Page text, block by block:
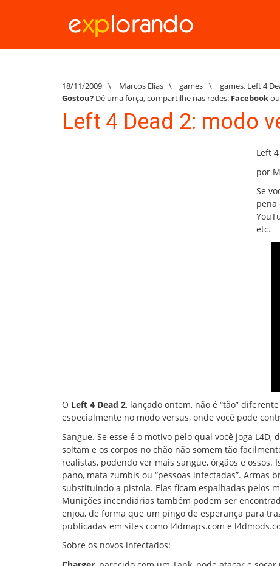
18/11/2009 \ Marcos Elias \ games \ games, Left 4
Gostou? Dê uma força, compartilhe nas redes: Facebookou
Left 4 Dead 2: modo
Left
por
Se
pena
etc.
O Left 4 Dead 2, lançado ontem, não é “tão”
especialmente no modo versus, onde você pode
Sangue. Se esse é o motivo pelo qual você joga
soltam e os corpos no chão não somem tão
realistas, podendo ver mais sangue, órgãos e
pano, mata zumbis ou “pessoas infectadas”. Armas
substituindo a pistola. Elas ficam espalhadas pelos
Munições incendiárias também podem ser
enjoa, de forma que um pingo de esperança para
publicadas em sites como l4dmaps.com e
Sobre os novos infectados: